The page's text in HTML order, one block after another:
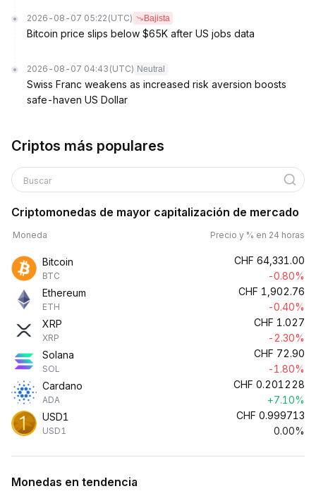
2026-08-07 05:22 (UTC) Bajista
Bitcoin price slips below $65K after US jobs data
2026-08-07 04:43 (UTC) Neutral
Swiss Franc weakens as increased risk aversion boosts
safe-haven US Dollar
Criptos más populares
Buscar
Criptomonedas de mayor capitalización de mercado
Moneda Precio y % en 24 horas
Bitcoin
BTC
CHF 64,331.00
-0.80%
Ethereum
ETH
CHF 1,902.76
-0.40%
XRP
XRP
CHF 1.027
-2.30%
Solana
SOL
CHF 72.90
-1.80%
Cardano
ADA
CHF 0.201228
+7.10%
USD1
USD1
CHF 0.999713
0.00%
Monedas en tendencia